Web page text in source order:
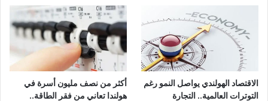
الاقتصاد الهولندي يواصل النمو رغم
التوترات العالمية.. التجارة
أكثر من نصف مليون أسرة في
هولندا تعاني من فقر الطاقة..